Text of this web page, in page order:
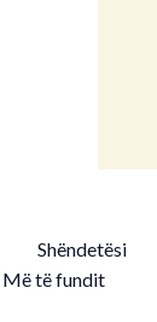
Shëndetësi
Më të fundit